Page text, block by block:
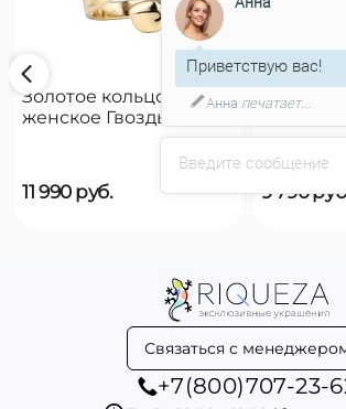
Золотое кольцо
женское Гвоздь
11 990 руб.
Золотое
9 790
Связаться с
+7(800)707-23-
Введите сообщение
Приветствую вас!
Анна печатает...